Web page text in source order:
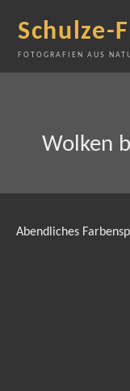
InhaltSchulze-
FOTOGRAFIEN AUS
Wolken
Abendliches